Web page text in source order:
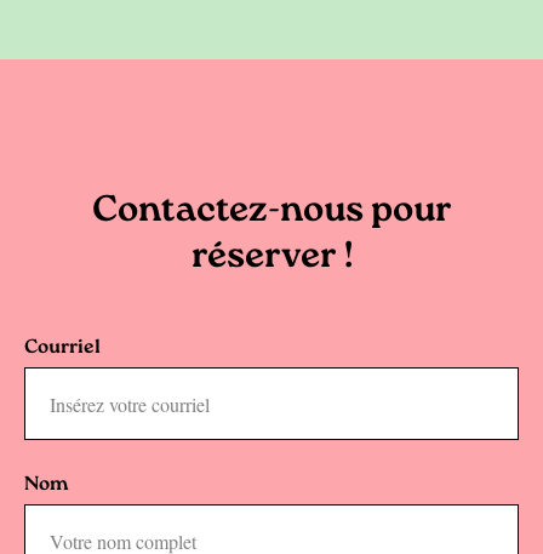
Contactez-nous pour
réserver !
Courriel
Nom